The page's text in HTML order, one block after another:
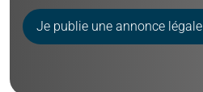
Je publie une annonce légale